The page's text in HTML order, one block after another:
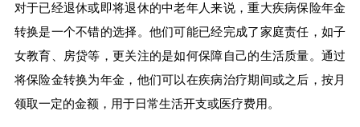
对于已经退休或即将退休的中老年人来说，重大疾病保险年金
转换是一个不错的选择。他们可能已经完成了家庭责任，如子
女教育、房贷等，更关注的是如何保障自己的生活质量。通过
将保险金转换为年金，他们可以在疾病治疗期间或之后，按月
领取一定的金额，用于日常生活开支或医疗费用。